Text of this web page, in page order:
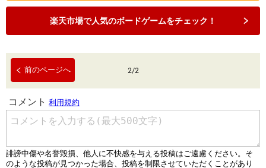
楽天市場で人気のボードゲームをチェック！
前のページへ 2/2